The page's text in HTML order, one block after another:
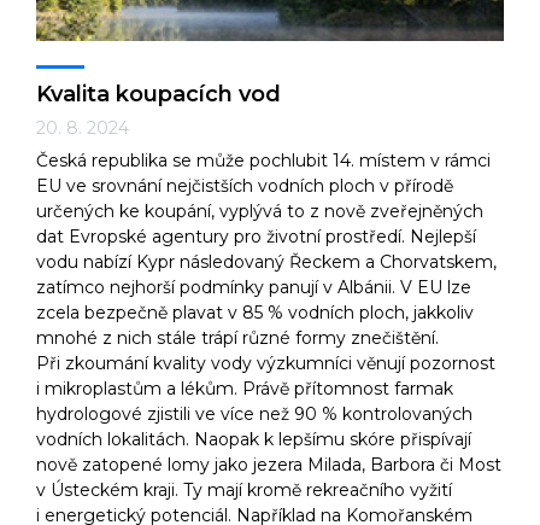
Kvalita koupacích vod
20. 8. 2024
Česká republika se může pochlubit 14. místem v rámci
EU ve srovnání nejčistších vodních ploch v přírodě
určených ke koupání, vyplývá to z nově zveřejněných
dat Evropské agentury pro životní prostředí. Nejlepší
vodu nabízí Kypr následovaný Řeckem a Chorvatskem,
zatímco nejhorší podmínky panují v Albánii. V EU lze
zcela bezpečně plavat v 85 % vodních ploch, jakkoliv
mnohé z nich stále trápí různé formy znečištění.
Při zkoumání kvality vody výzkumníci věnují pozornost
i mikroplastům a lékům. Právě přítomnost farmak
hydrologové zjistili ve více než 90 % kontrolovaných
vodních lokalitách. Naopak k lepšímu skóre přispívají
nově zatopené lomy jako jezera Milada, Barbora či Most
v Ústeckém kraji. Ty mají kromě rekreačního vyžití
i energetický potenciál. Například na Komořanském